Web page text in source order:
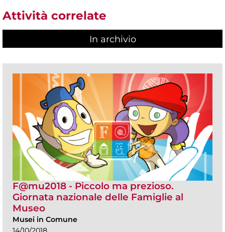
Attività correlate
In archivio
F@mu2018 - Piccolo ma prezioso.
Giornata nazionale delle Famiglie al
Museo
Musei in Comune